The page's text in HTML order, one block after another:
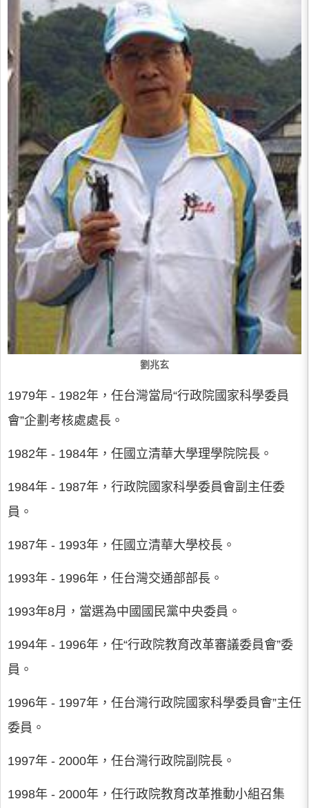
劉兆玄
1979年 - 1982年，任台灣當局“行政院國家科學委員
會”企劃考核處處長。
1982年 - 1984年，任國立清華大學理學院院長。
1984年 - 1987年，行政院國家科學委員會副主任委
員。
1987年 - 1993年，任國立清華大學校長。
1993年 - 1996年，任台灣交通部部長。
1993年8月，當選為中國國民黨中央委員。
1994年 - 1996年，任“行政院教育改革審議委員會”委
員。
1996年 - 1997年，任台灣行政院國家科學委員會”主任
委員。
1997年 - 2000年，任台灣行政院副院長。
1998年 - 2000年，任行政院教育改革推動小組召集